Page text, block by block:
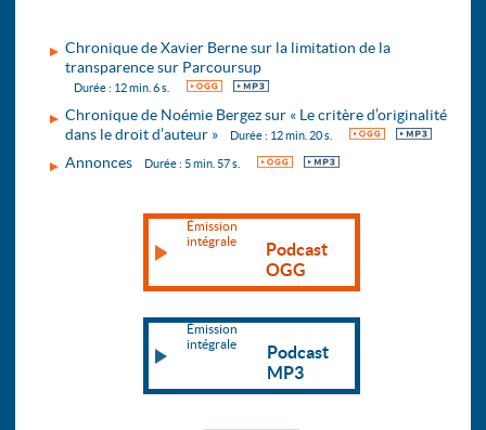
Chronique de Xavier Berne sur la limitation de la
transparence sur Parcoursup
Durée : 12 min. 6 s. OGG MP3
Chronique de Noémie Bergez sur « Le critère d’originalité
dans le droit d’auteur »
Durée : 12 min. 20 s. OGG MP3
Annonces Durée : 5 min. 57 s. OGG MP3
Émission
intégrale
Podcast
OGG
Émission
intégrale
Podcast
MP3